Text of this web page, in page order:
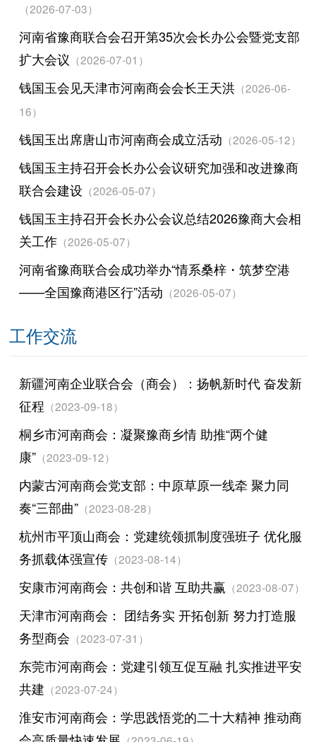
（2026-07-03）
河南省豫商联合会召开第35次会长办公会暨党支部
扩大会议 （2026-07-01）
钱国玉会见天津市河南商会会长王天洪（2026-06-
16）
钱国玉出席唐山市河南商会成立活动 （2026-05-12）
钱国玉主持召开会长办公会议研究加强和改进豫商
联合会建设 （2026-05-07）
钱国玉主持召开会长办公会议总结2026豫商大会相
关工作（2026-05-07）
河南省豫商联合会成功举办“情系桑梓・筑梦空港
——全国豫商港区行”活动 （2026-05-07）
工作交流
新疆河南企业联合会（商会）：扬帆新时代 奋发新
征程 （2023-09-18）
桐乡市河南商会：凝聚豫商乡情 助推“两个健
康”（2023-09-12）
内蒙古河南商会党支部：中原草原一线牵 聚力同
奏“三部曲”（2023-08-28）
杭州市平顶山商会：党建统领抓制度强班子 优化服
务抓载体强宣传（2023-08-14）
安康市河南商会：共创和谐 互助共赢 （2023-08-07）
天津市河南商会： 团结务实 开拓创新 努力打造服
务型商会 （2023-07-31）
东莞市河南商会：党建引领互促互融 扎实推进平安
共建 （2023-07-24）
淮安市河南商会：学思践悟党的二十大精神 推动商